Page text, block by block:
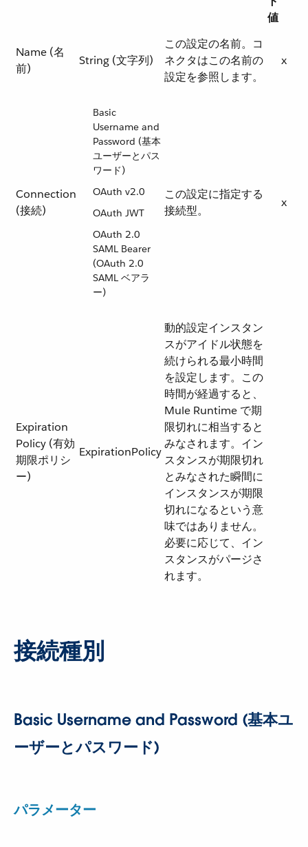
値
Name (名
前)
String (文字列)
この設定の名前。コ
ネクタはこの名前の
設定を参照します。
x
Connection
(接続)
Basic
Username and
Password (基本
ユーザーとパス
ワード)
OAuth v2.0
OAuth JWT
OAuth 2.0
SAML Bearer
(OAuth 2.0
SAML ベアラ
ー)
この設定に指定する
接続型。
x
Expiration
Policy (有効
期限ポリシ
ー)
ExpirationPolicy
動的設定インスタン
スがアイドル状態を
続けられる最小時間
を設定します。この
時間が経過すると、
Mule Runtime で期
限切れに相当すると
みなされます。イン
スタンスが期限切れ
とみなされた瞬間に
インスタンスが期限
切れになるという意
味ではありません。
必要に応じて、イン
スタンスがパージさ
れます。
接続種別
Basic Username and Password (基本ユ
ーザーとパスワード)
パラメーター